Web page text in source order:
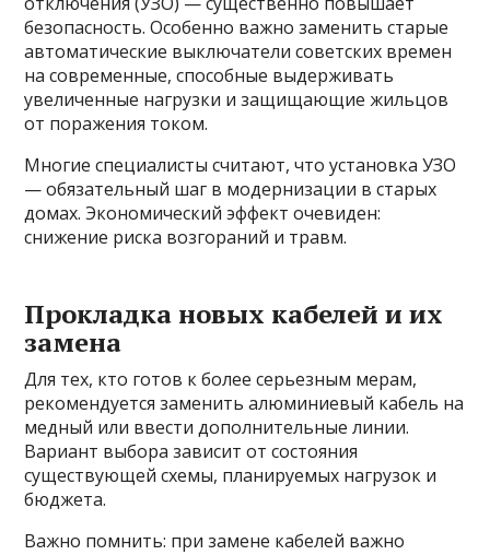
безопасность. Особенно важно заменить старые
автоматические выключатели советских времен
на современные, способные выдерживать
увеличенные нагрузки и защищающие жильцов
от поражения током.
Многие специалисты считают, что установка УЗО
— обязательный шаг в модернизации в старых
домах. Экономический эффект очевиден:
снижение риска возгораний и травм.
Прокладка новых кабелей и их
замена
Для тех, кто готов к более серьезным мерам,
рекомендуется заменить алюминиевый кабель на
медный или ввести дополнительные линии.
Вариант выбора зависит от состояния
существующей схемы, планируемых нагрузок и
бюджета.
Важно помнить: при замене кабелей важно